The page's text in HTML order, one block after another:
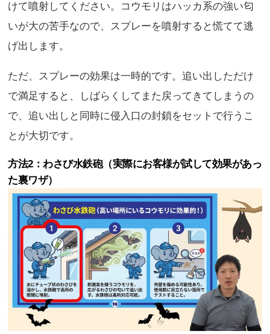
けて噴射してください。コウモリはハッカ系の強い匂
いが大の苦手なので、スプレーを噴射すると慌てて逃
げ出します。
ただ、スプレーの効果は一時的です。追い出しただけ
で満足すると、しばらくしてまた戻ってきてしまうの
で、追い出しと同時に侵入口の封鎖をセットで行うこ
とが大切です。
方法2：わさび水鉄砲（実際にお客様が試して効果があっ
た裏ワザ）